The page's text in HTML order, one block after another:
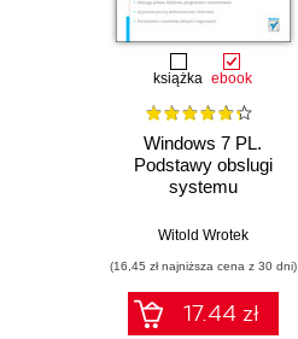
książka ebook
Windows 7 PL.
Podstawy obslugi
systemu
Witold Wrotek
(16,45 zł najniższa cena z 30 dni)
17.44 zł